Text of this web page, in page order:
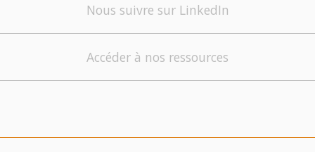
Nous suivre sur LinkedIn
Accéder à nos ressources